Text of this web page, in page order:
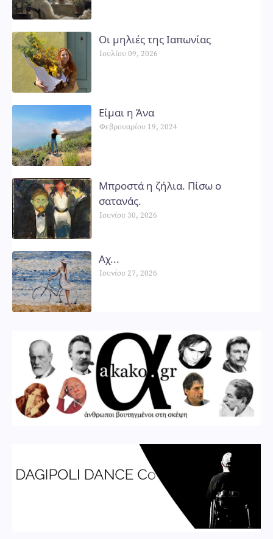
Οι μηλιές της Ιαπωνίας
Ιουλίου 09, 2026
Είμαι η Άνα
Φεβρουαρίου 19, 2024
Μπροστά η ζήλια. Πίσω ο
σατανάς.
Ιουνίου 30, 2026
Αχ...
Ιουνίου 27, 2026